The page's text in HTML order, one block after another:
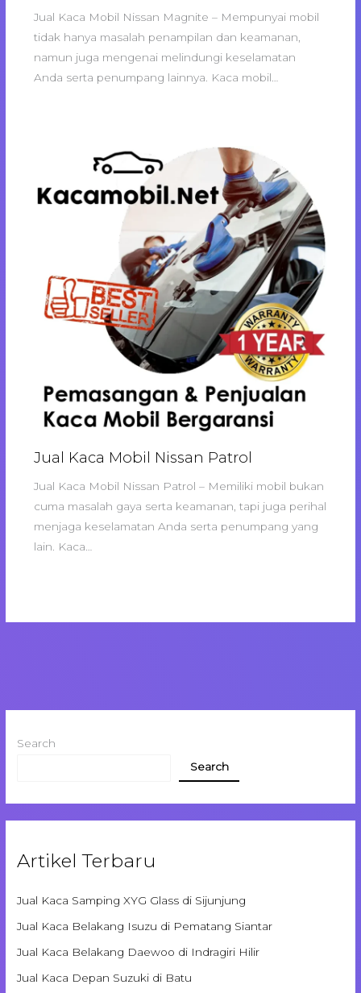
Jual Kaca Mobil Nissan Magnite – Mempunyai mobil
tidak hanya masalah penampilan dan keamanan,
namun juga mengenai melindungi keselamatan
Anda serta penumpang lainnya. Kaca mobil…
Jual Kaca Mobil Nissan Patrol
Jual Kaca Mobil Nissan Patrol – Memiliki mobil bukan
cuma masalah gaya serta keamanan, tapi juga perihal
menjaga keselamatan Anda serta penumpang yang
lain. Kaca…
Search
Search
Artikel Terbaru
Jual Kaca Samping XYG Glass di Sijunjung
Jual Kaca Belakang Isuzu di Pematang Siantar
Jual Kaca Belakang Daewoo di Indragiri Hilir
Jual Kaca Depan Suzuki di Batu